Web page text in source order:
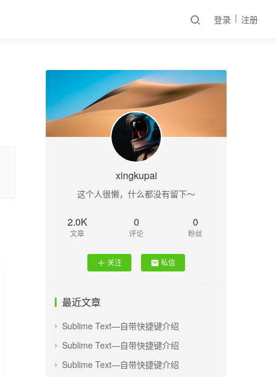
登录 注册
xingkupai
这个人很懒，什么都没有留下～
2.0K
文章
0
评论
0
粉丝
关注 私信
最近文章
Sublime Text—自带快捷键介绍
Sublime Text—自带快捷键介绍
Sublime Text—自带快捷键介绍